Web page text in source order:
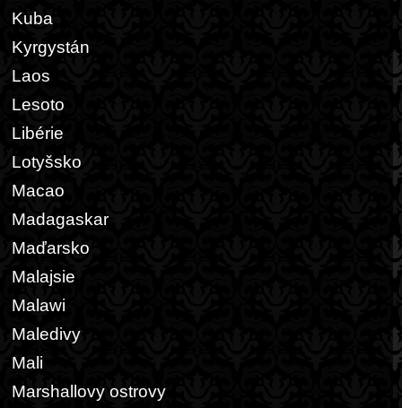
Kuba
Kyrgystán
Laos
Lesoto
Libérie
Lotyšsko
Macao
Madagaskar
Maďarsko
Malajsie
Malawi
Maledivy
Mali
Marshallovy ostrovy